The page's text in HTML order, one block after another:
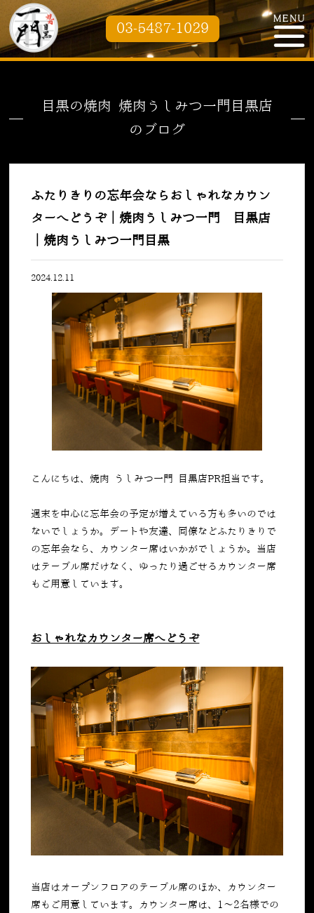
03-5487-1029
目黒の焼肉 焼肉うしみつ一門目黒店
のブログ
ふたりきりの忘年会ならおしゃれなカウン
ターへどうぞ｜焼肉うしみつ一門 目黒店
｜焼肉うしみつ一門目黒
2024.12.11
こんにちは、焼肉 うしみつ一門 目黒店PR担当です。
週末を中心に忘年会の予定が増えている方も多いのでは
ないでしょうか。デートや友達、同僚などふたりきりで
の忘年会なら、カウンター席はいかがでしょうか。当店
はテーブル席だけなく、ゆったり過ごせるカウンター席
もご用意しています。
おしゃれなカウンター席へどうぞ
当店はオープンフロアのテーブル席のほか、カウンター
席もご用意しています。カウンター席は、1～2名様での